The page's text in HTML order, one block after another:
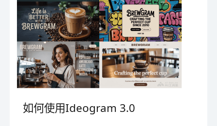
如何使用Ideogram 3.0